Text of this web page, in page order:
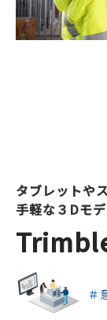
タブレットや
手軽な３Dモ
＃